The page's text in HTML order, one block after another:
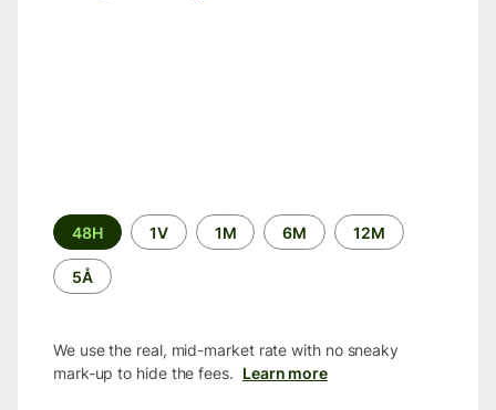
Time
period
48H 1V 1M 6M 12M
5Å
We use the real, mid-market rate with no sneaky
mark-up to hide the fees. Learn more